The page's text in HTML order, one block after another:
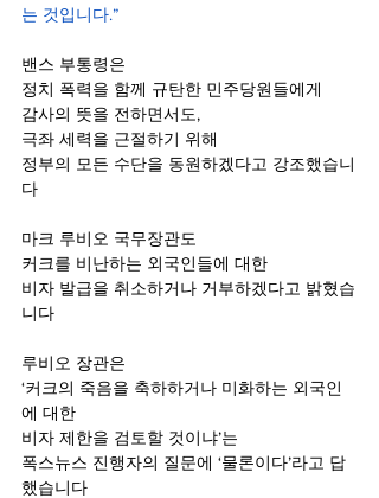
는 것입니다.”
밴스 부통령은
정치 폭력을 함께 규탄한 민주당원들에게
감사의 뜻을 전하면서도,
극좌 세력을 근절하기 위해
정부의 모든 수단을 동원하겠다고 강조했습니
다
마크 루비오 국무장관도
커크를 비난하는 외국인들에 대한
비자 발급을 취소하거나 거부하겠다고 밝혔습
니다
루비오 장관은
‘커크의 죽음을 축하하거나 미화하는 외국인
에 대한
비자 제한을 검토할 것이냐’는
폭스뉴스 진행자의 질문에 ‘물론이다’라고 답
했습니다